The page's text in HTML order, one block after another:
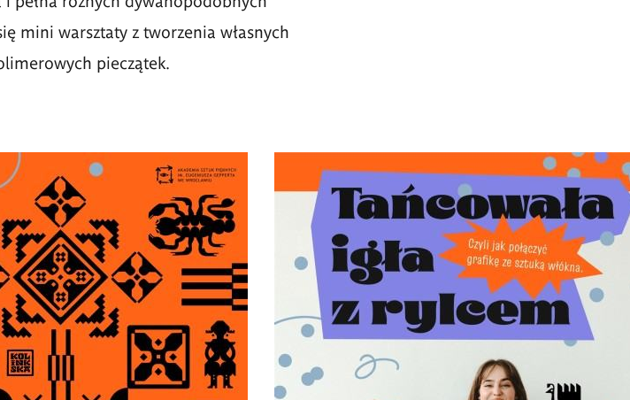
mini warsztaty z tworzenia własnych
pieczątek.